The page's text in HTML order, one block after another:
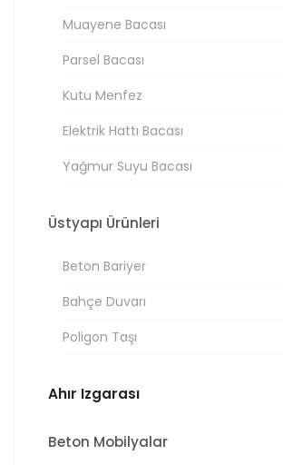
Muayene Bacası
Parsel Bacası
Kutu Menfez
Elektrik Hattı Bacası
Yağmur Suyu Bacası
Üstyapı Ürünleri
Beton Bariyer
Bahçe Duvarı
Poligon Taşı
Ahır Izgarası
Beton Mobilyalar